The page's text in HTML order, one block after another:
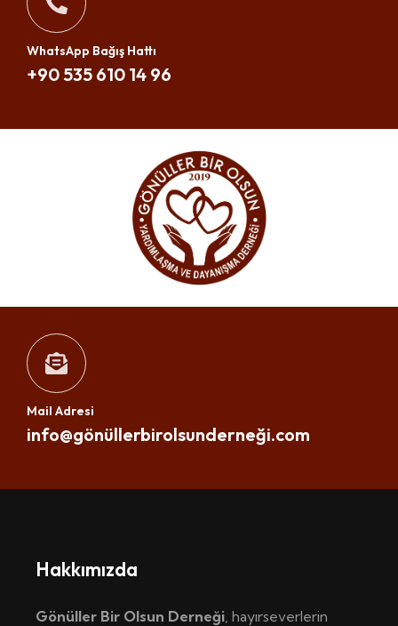
WhatsApp Bağış Hattı
+90 535 610 14 96
Mail Adresi
info@gönüllerbirolsunderneği.com
Hakkımızda
Gönüller Bir Olsun Derneği, hayırseverlerin